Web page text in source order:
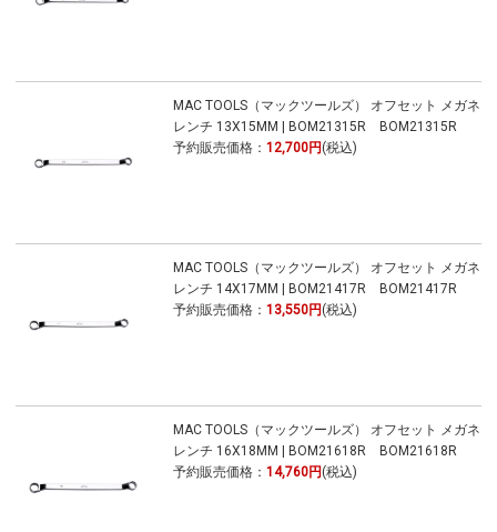
MAC TOOLS（マックツールズ） オフセット メガネ
レンチ 13X15MM | BOM21315R BOM21315R
予約販売価格： 12,700円 (税込)
MAC TOOLS（マックツールズ） オフセット メガネ
レンチ 14X17MM | BOM21417R BOM21417R
予約販売価格： 13,550円 (税込)
MAC TOOLS（マックツールズ） オフセット メガネ
レンチ 16X18MM | BOM21618R BOM21618R
予約販売価格： 14,760円 (税込)